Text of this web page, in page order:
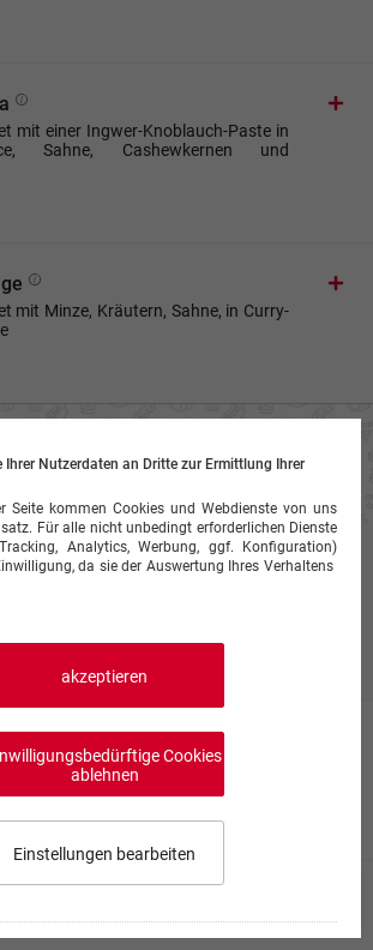
mit einer Ingwer-Knoblauch-Paste in
Sahne, Cashewkernen und
mit Minze, Kräutern, Sahne, in Curry-
Ingwer-Knoblauchpaste in
Sahne, Cashewkerne, Kokosnuss-
Ihrer Nutzerdaten an Dritte zur Ermittlung Ihrer
Seite kommen Cookies und Webdienste von uns
Für alle nicht unbedingt erforderlichen Dienste
Analytics, Werbung, ggf. Konfiguration)
da sie der Auswertung Ihres Verhaltens
akzeptieren
Cookies
ablehnen
Einstellungen bearbeiten